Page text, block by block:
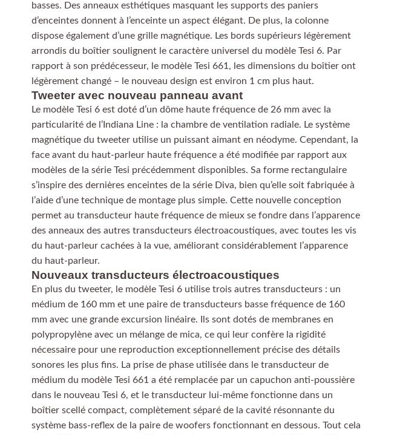
basses. Des anneaux esthétiques masquant les supports des paniers
d’enceintes donnent à l’enceinte un aspect élégant. De plus, la colonne
dispose également d’une grille magnétique. Les bords supérieurs légèrement
arrondis du boîtier soulignent le caractère universel du modèle Tesi 6. Par
rapport à son prédécesseur, le modèle Tesi 661, les dimensions du boîtier ont
légèrement changé – le nouveau design est environ 1 cm plus haut.
Tweeter avec nouveau panneau avant
Le modèle Tesi 6 est doté d’un dôme haute fréquence de 26 mm avec la
particularité de l’Indiana Line : la chambre de ventilation radiale. Le système
magnétique du tweeter utilise un puissant aimant en néodyme. Cependant, la
face avant du haut-parleur haute fréquence a été modifiée par rapport aux
modèles de la série Tesi précédemment disponibles. Sa forme rectangulaire
s’inspire des dernières enceintes de la série Diva, bien qu’elle soit fabriquée à
l’aide d’une technique de montage plus simple. Cette nouvelle conception
permet au transducteur haute fréquence de mieux se fondre dans l’apparence
des anneaux des autres transducteurs électroacoustiques, avec toutes les vis
du haut-parleur cachées à la vue, améliorant considérablement l’apparence
du haut-parleur.
Nouveaux transducteurs électroacoustiques
En plus du tweeter, le modèle Tesi 6 utilise trois autres transducteurs : un
médium de 160 mm et une paire de transducteurs basse fréquence de 160
mm avec une grande excursion linéaire. Ils sont dotés de membranes en
polypropylène avec un mélange de mica, ce qui leur confère la rigidité
nécessaire pour une reproduction exceptionnellement précise des détails
sonores les plus fins. La prise de phase utilisée dans le transducteur de
médium du modèle Tesi 661 a été remplacée par un capuchon anti-poussière
dans le nouveau Tesi 6, et le transducteur lui-même fonctionne dans un
boîtier scellé compact, complètement séparé de la cavité résonnante du
système bass-reflex de la paire de woofers fonctionnant en dessous. Tout cela